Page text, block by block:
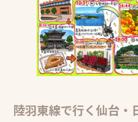
陸羽東線で行く仙台・